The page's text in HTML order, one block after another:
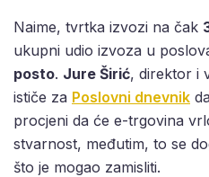
Naime, tvrtka izvozi na čak
ukupni udio izvoza u
posto. Jure Širić, direktor i
ističe za Poslovni dnevnik
procjeni da će e-trgovina
stvarnost, međutim, to se
što je mogao zamisliti.